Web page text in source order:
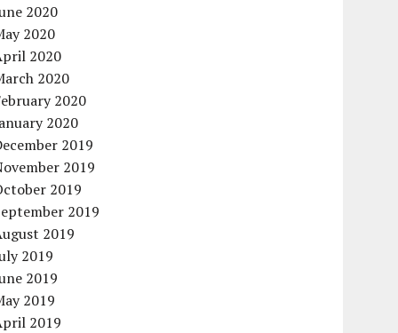
2020
2020
2020
2020
2020
2020
2019
2019
2019
2019
2019
2019
2019
2019
2019